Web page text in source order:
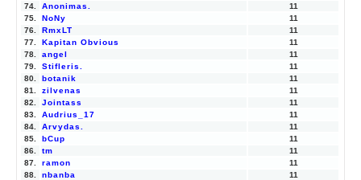
74.
Anonimas.
11
75.
NoNy
11
76.
RmxLT
11
77.
Kapitan Obvious
11
78.
angel
11
79.
Stifleris.
11
80.
botanik
11
81.
zilvenas
11
82.
Jointass
11
83.
Audrius_17
11
84.
Arvydas.
11
85.
bCup
11
86.
tm
11
87.
ramon
11
88.
nbanba
11